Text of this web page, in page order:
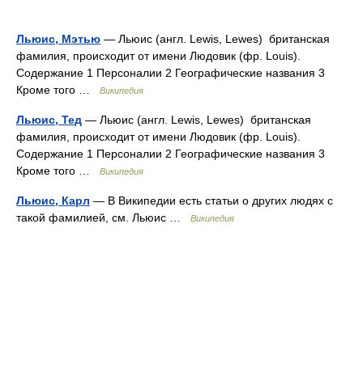
Льюис, Мэтью — Льюис (англ. Lewis, Lewes) британская
фамилия, происходит от имени Людовик (фр. Louis).
Содержание 1 Персоналии 2 Географические названия 3
Кроме того …
Википедия
Льюис, Тед — Льюис (англ. Lewis, Lewes) британская
фамилия, происходит от имени Людовик (фр. Louis).
Содержание 1 Персоналии 2 Географические названия 3
Кроме того …
Википедия
Льюис, Карл — В Википедии есть статьи о других людях с
такой фамилией, см. Льюис …
Википедия